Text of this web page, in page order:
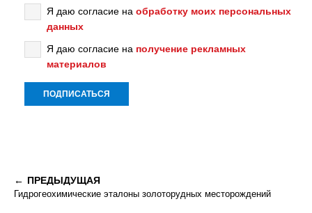
Я даю согласие на обработку моих персональных
данных
Я даю согласие на получение рекламных
материалов
ПРЕДЫДУЩАЯ
Гидрогеохимические эталоны золоторудных месторождений